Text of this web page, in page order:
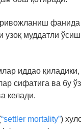
муддатли
иддао
сифатига ва бу
келади.
“settler mortality”)